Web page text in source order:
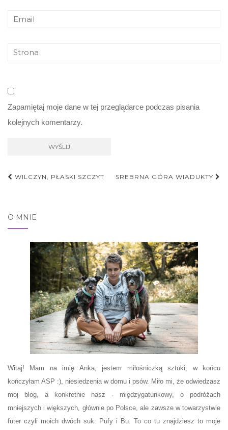
Zapamiętaj moje dane w tej przeglądarce podczas pisania
kolejnych komentarzy.
Nawigacja
WILCZYN, PŁASKI SZCZYT SREBRNA GÓRA WIADUKTY
O MNIE
Witaj! Mam na imię Anka, jestem miłośniczką sztuki, w końcu
kończyłam ASP :), niesiedzenia w domu i psów. Miło mi, że odwiedzasz
mój blog, a konkretnie nasz - międzygatunkowy, o podróżach
mniejszych i większych, głównie po Polsce, ale zawsze w towarzystwie
futer czyli moich dwóch suk: Pufy i Bu. To co tu znajdziesz to moje